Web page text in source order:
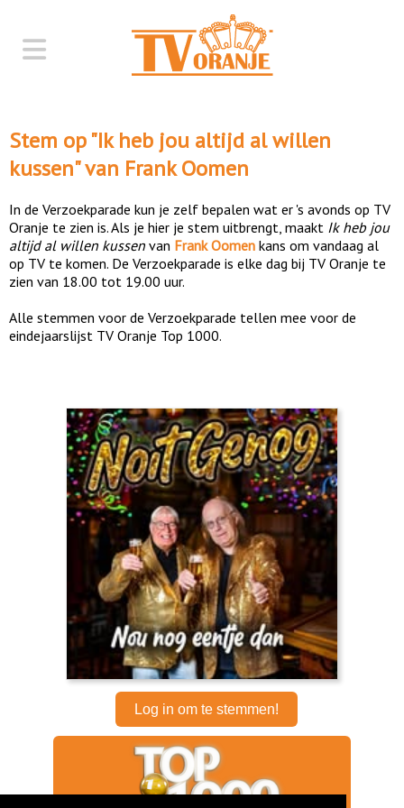
Stem op "Ik heb jou altijd al willen
kussen" van Frank Oomen
In de Verzoekparade kun je zelf bepalen wat er 's avonds op TV
Oranje te zien is. Als je hier je stem uitbrengt, maakt Ik heb jou
altijd al willen kussen van Frank Oomen kans om vandaag al
op TV te komen. De Verzoekparade is elke dag bij TV Oranje te
zien van 18.00 tot 19.00 uur.
Alle stemmen voor de Verzoekparade tellen mee voor de
eindejaarslijst TV Oranje Top 1000.
Log in om te stemmen!